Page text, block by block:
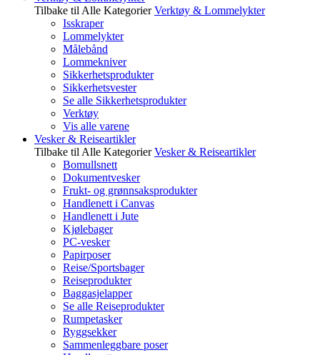
Tilbake til Alle Kategorier Verktøy & Lommelykter
Isskraper
Lommelykter
Målebånd
Lommekniver
Sikkerhetsprodukter
Sikkerhetsvester
Se alle Sikkerhetsprodukter
Verktøy
Vis alle varene
Vesker & Reiseartikler
Tilbake til Alle Kategorier Vesker & Reiseartikler
Bomullsnett
Dokumentvesker
Frukt- og grønnsaksprodukter
Handlenett i Canvas
Handlenett i Jute
Kjølebager
PC-vesker
Papirposer
Reise/Sportsbager
Reiseprodukter
Baggasjelapper
Se alle Reiseprodukter
Rumpetasker
Ryggsekker
Sammenleggbare poser